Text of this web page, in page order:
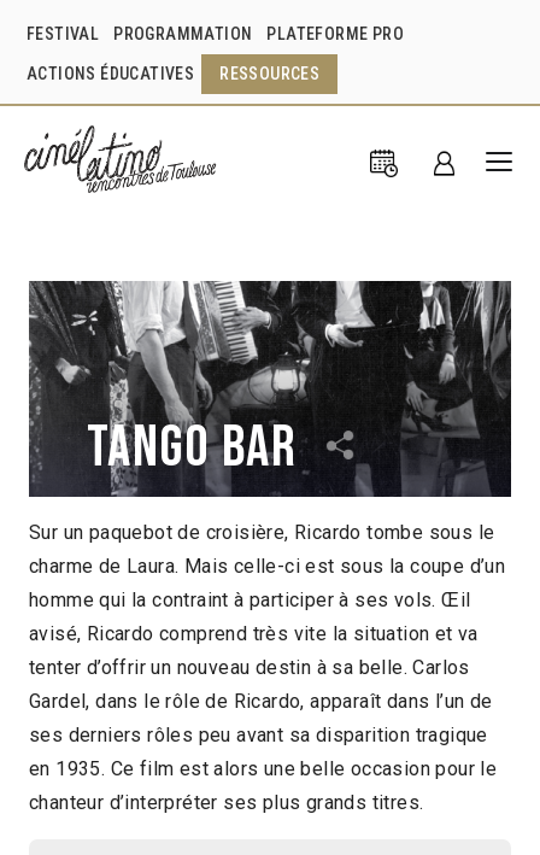
FESTIVAL PROGRAMMATION PLATEFORME PRO
ACTIONS ÉDUCATIVES RESSOURCES
Tango bar
John Reinhardt États-Unis 1935
1h02
2014 > Séances spéciales
Sur un paquebot de croisière, Ricardo tombe sous le
charme de Laura. Mais celle-ci est sous la coupe d’un
homme qui la contraint à participer à ses vols. Œil
avisé, Ricardo comprend très vite la situation et va
tenter d’offrir un nouveau destin à sa belle. Carlos
Gardel, dans le rôle de Ricardo, apparaît dans l’un de
ses derniers rôles peu avant sa disparition tragique
en 1935. Ce film est alors une belle occasion pour le
chanteur d’interpréter ses plus grands titres.